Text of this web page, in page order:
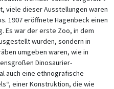
viele dieser Ausstellungen waren
1907 eröffnete Hagenbeck einen
Es war der erste Zoo, in dem
wurden, sondern in
umgeben waren, wie in
Dinosaurier-
auch eine ethnografische
einer Konstruktion, die wie